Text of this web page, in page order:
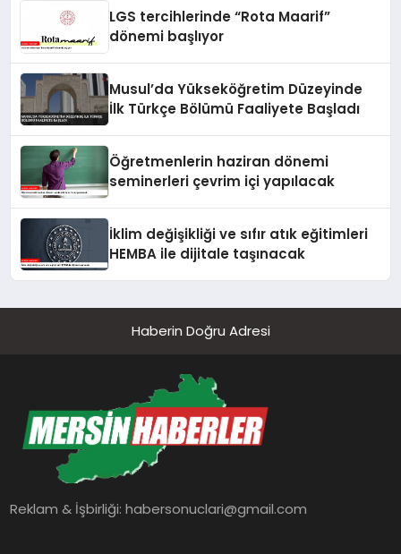
LGS tercihlerinde “Rota Maarif”
dönemi başlıyor
Musul’da Yükseköğretim Düzeyinde
İlk Türkçe Bölümü Faaliyete Başladı
Öğretmenlerin haziran dönemi
seminerleri çevrim içi yapılacak
İklim değişikliği ve sıfır atık eğitimleri
HEMBA ile dijitale taşınacak
Haberin Doğru Adresi
Reklam & İşbirliği:habersonuclari@gmail.com